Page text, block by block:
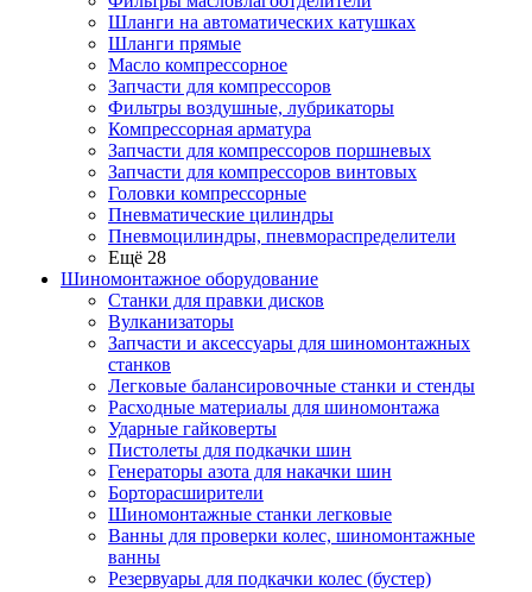
Шланги на автоматических катушках
Шланги прямые
Масло компрессорное
Запчасти для компрессоров
Фильтры воздушные, лубрикаторы
Компрессорная арматура
Запчасти для компрессоров поршневых
Запчасти для компрессоров винтовых
Головки компрессорные
Пневматические цилиндры
Пневмоцилиндры, пневмораспределители
Ещё 28
Шиномонтажное оборудование
Станки для правки дисков
Вулканизаторы
Запчасти и аксессуары для шиномонтажных
станков
Легковые балансировочные станки и стенды
Расходные материалы для шиномонтажа
Ударные гайковерты
Пистолеты для подкачки шин
Генераторы азота для накачки шин
Борторасширители
Шиномонтажные станки легковые
Ванны для проверки колес, шиномонтажные
ванны
Резервуары для подкачки колес (бустер)